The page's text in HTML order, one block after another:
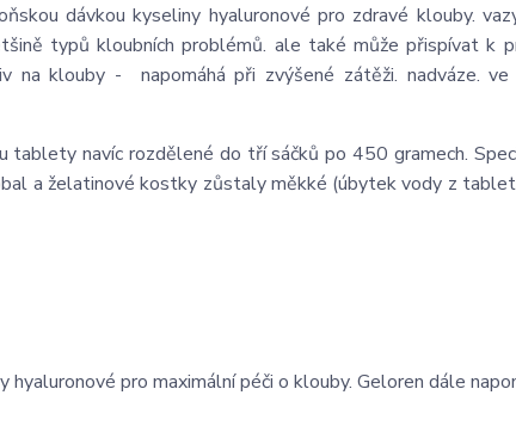
dávkou kyseliny hyaluronové pro zdravé klouby.
typů kloubních problémů. ale také může přispívat k
na klouby - napomáhá při zvýšené zátěži. nadváze.
tablety navíc rozdělené do tří sáčků po 450 gramech.
a želatinové kostky zůstaly měkké (úbytek vody z
pro maximální péči o klouby. Geloren dále